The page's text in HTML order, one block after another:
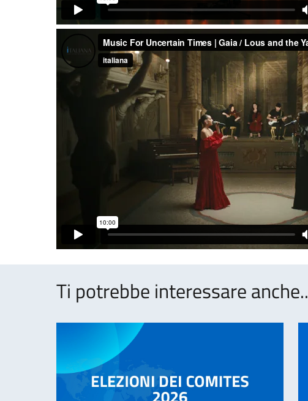
Ti potrebbe interessare anche..